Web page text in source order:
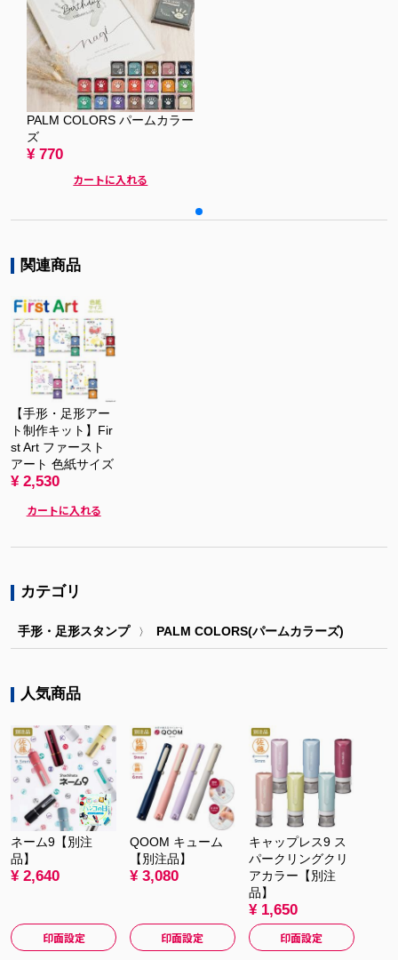
PALM COLORS パームカラー
ズ
¥ 770
カートに入れる
関連商品
【手形・足形アー
ト制作キット】Fir
st Art ファースト
アート 色紙サイズ
¥ 2,530
カートに入れる
カテゴリ
手形・足形スタンプ 〉 PALM COLORS(パームカラーズ)
人気商品
ネーム9【別注
品】
¥ 2,640
印面設定
QOOM キューム
【別注品】
¥ 3,080
印面設定
キャップレス9 ス
パークリングクリ
アカラー【別注
品】
¥ 1,650
印面設定